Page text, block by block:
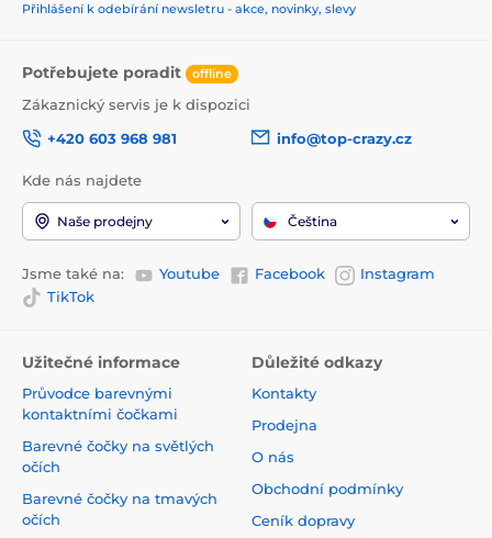
Přihlášení k odebírání newsletru - akce, novinky, slevy
Potřebujete poradit offline
Zákaznický servis je k dispozici
+420 603 968 981
info@top-crazy.cz
Kde nás najdete
Naše prodejny Čeština
Jsme také na: Youtube Facebook
Instagram
TikTok
Užitečné informace
Průvodce barevnými
kontaktními čočkami
Barevné čočky na světlých
očích
Barevné čočky na tmavých
očích
Důležité odkazy
Kontakty
Prodejna
O nás
Obchodní podmínky
Ceník dopravy